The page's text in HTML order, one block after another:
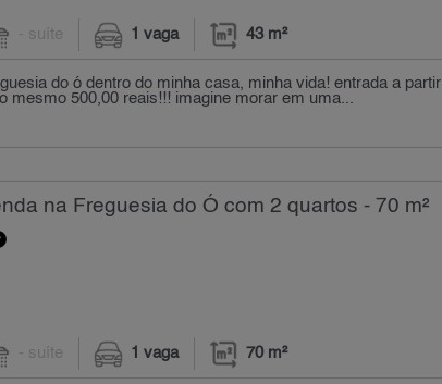
- suíte 1 vaga 43 m²
do ó dentro do minha casa, minha vida! entrada a partir
mesmo 500,00 reais!!! imagine morar em uma...
na Freguesia do Ó com 2 quartos - 70 m²
- suíte 1 vaga 70 m²